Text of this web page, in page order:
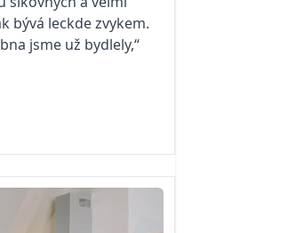
bývá leckde zvykem.
jsme už bydlely,“